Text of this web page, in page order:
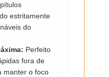
estritamente
do
Perfeito
fora de
manter o foco